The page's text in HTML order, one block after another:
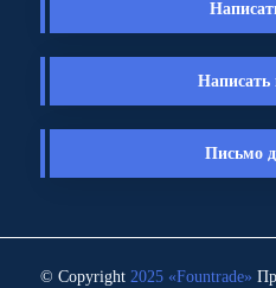
Написать
Письмо
© Copyright 2025 «Fоuntrade»